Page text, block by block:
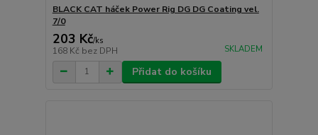
BLACK CAT háček Power Rig DG DG Coating vel.
7/0
203 Kč/ks
168 Kč bez DPH SKLADEM
Přidat do košíku